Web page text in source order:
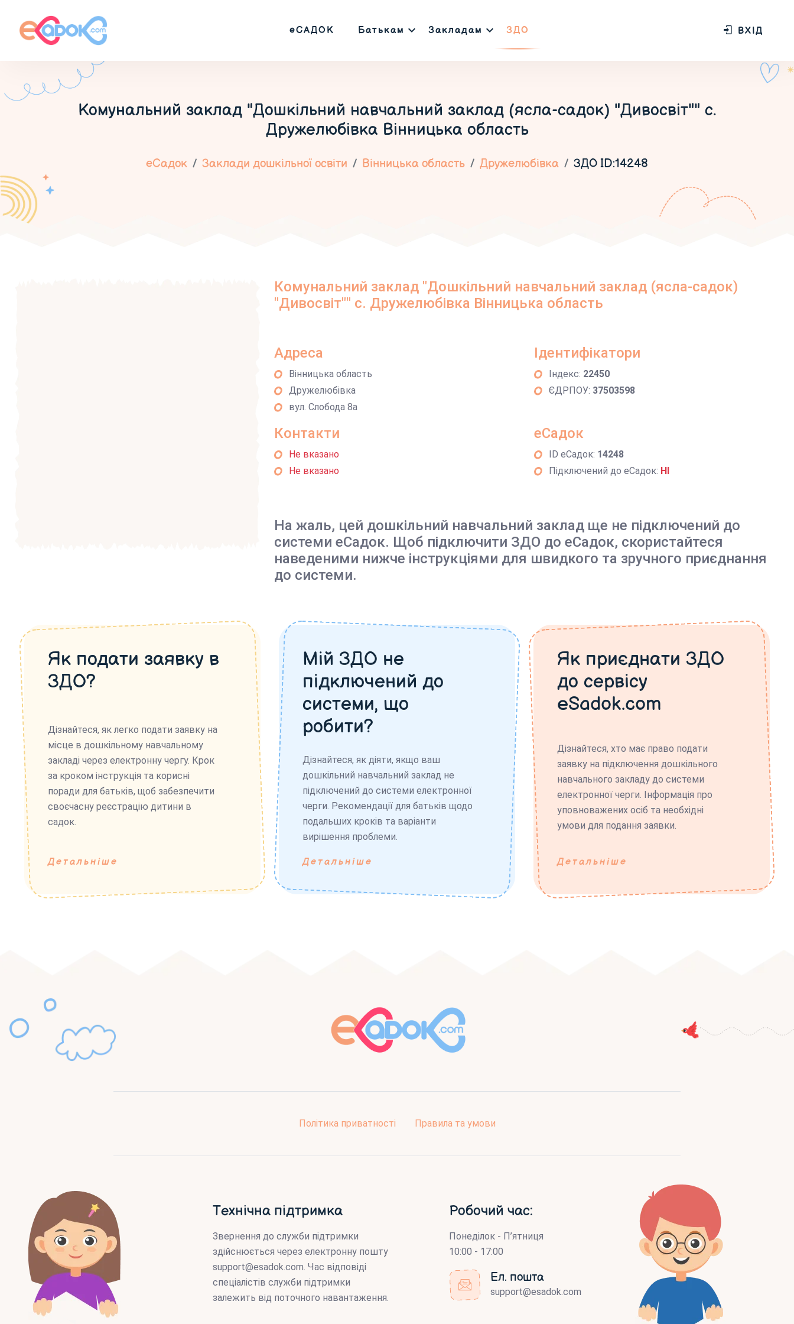
еСАДОК Батькам Закладам ЗДО ВХІД
Комунальний заклад "Дошкільний навчальний заклад (ясла-садок) "Дивосвіт"" с.
Дружелюбівка Вінницька область
еСадок Заклади дошкільної освіти Вінницька область Дружелюбівка ЗДО ID:14248
Комунальний заклад "Дошкільний навчальний заклад (ясла-садок)
"Дивосвіт"" с. Дружелюбівка Вінницька область
Адреса
Вінницька область
Дружелюбівка
вул. Слобода 8а
Ідентифікатори
Індекс: 22450
ЄДРПОУ: 37503598
Контакти
Не вказано
Не вказано
еСадок
ID еСадок: 14248
Підключений до еСадок: НІ
На жаль, цей дошкільний навчальний заклад ще не підключений до
системи еСадок. Щоб підключити ЗДО до еСадок, скористайтеся
наведеними нижче інструкціями для швидкого та зручного приєднання
до системи.
Як подати заявку в
ЗДО?
Дізнайтеся, як легко подати заявку на
місце в дошкільному навчальному
закладі через електронну чергу. Крок
за кроком інструкція та корисні
поради для батьків, щоб забезпечити
своєчасну реєстрацію дитини в
садок.
Детальніше
Мій ЗДО не
підключений до
системи, що
робити?
Дізнайтеся, як діяти, якщо ваш
дошкільний навчальний заклад не
підключений до системи електронної
черги. Рекомендації для батьків щодо
подальших кроків та варіанти
вирішення проблеми.
Детальніше
Як приєднати ЗДО
до сервісу
eSadok.com
Дізнайтеся, хто має право подати
заявку на підключення дошкільного
навчального закладу до системи
електронної черги. Інформація про
уповноважених осіб та необхідні
умови для подання заявки.
Детальніше
Політика приватності Правила та умови
Технічна підтримка
Звернення до служби підтримки
здійснюється через електронну пошту
support@esadok.com. Час відповіді
спеціалістів служби підтримки
залежить від поточного навантаження.
Робочий час:
Понеділок - П’ятниця
10:00 - 17:00
Ел. пошта
support@esadok.com